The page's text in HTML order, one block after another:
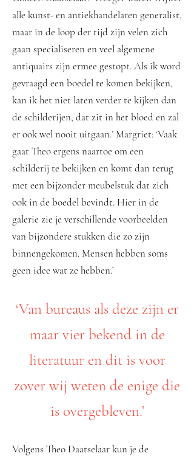
alle kunst- en antiekhandelaren generalist,
maar in de loop der tijd zijn velen zich
gaan specialiseren en veel algemene
antiquairs zijn ermee gestopt. Als ik word
gevraagd een boedel te komen bekijken,
kan ik het niet laten verder te kijken dan
de schilderijen, dat zit in het bloed en zal
er ook wel nooit uitgaan.’ Margriet: ‘Vaak
gaat Theo ergens naartoe om een
schilderij te bekijken en komt dan terug
met een bijzonder meubelstuk dat zich
ook in de boedel bevindt. Hier in de
galerie zie je verschillende voorbeelden
van bijzondere stukken die zo zijn
binnengekomen. Mensen hebben soms
geen idee wat ze hebben.’
​‘Van bureaus als deze zijn er
maar vier bekend in de
literatuur en dit is voor
zover wij weten de enige die
is overgebleven.’
Volgens Theo Daatselaar kun je de